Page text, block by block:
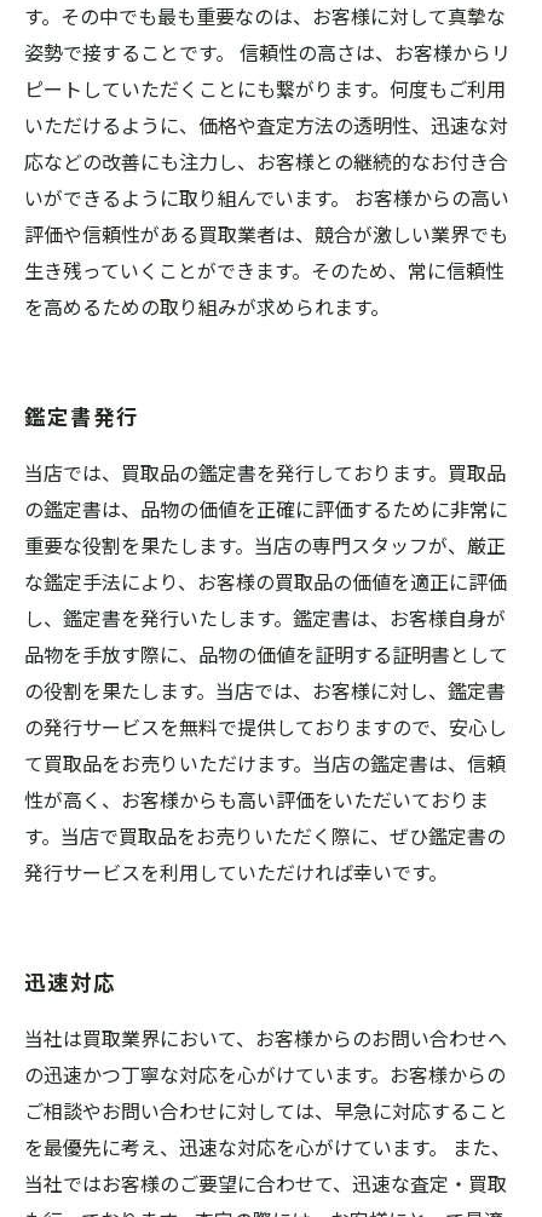
す。その中でも最も重要なのは、お客様に対して真摯な
姿勢で接することです。 信頼性の高さは、お客様からリ
ピートしていただくことにも繋がります。何度もご利用
いただけるように、価格や査定方法の透明性、迅速な対
応などの改善にも注力し、お客様との継続的なお付き合
いができるように取り組んでいます。 お客様からの高い
評価や信頼性がある買取業者は、競合が激しい業界でも
生き残っていくことができます。そのため、常に信頼性
を高めるための取り組みが求められます。
鑑定書発行
当店では、買取品の鑑定書を発行しております。買取品
の鑑定書は、品物の価値を正確に評価するために非常に
重要な役割を果たします。当店の専門スタッフが、厳正
な鑑定手法により、お客様の買取品の価値を適正に評価
し、鑑定書を発行いたします。鑑定書は、お客様自身が
品物を手放す際に、品物の価値を証明する証明書として
の役割を果たします。当店では、お客様に対し、鑑定書
の発行サービスを無料で提供しておりますので、安心し
て買取品をお売りいただけます。当店の鑑定書は、信頼
性が高く、お客様からも高い評価をいただいておりま
す。当店で買取品をお売りいただく際に、ぜひ鑑定書の
発行サービスを利用していただければ幸いです。
迅速対応
当社は買取業界において、お客様からのお問い合わせへ
の迅速かつ丁寧な対応を心がけています。お客様からの
ご相談やお問い合わせに対しては、早急に対応すること
を最優先に考え、迅速な対応を心がけています。 また、
当社ではお客様のご要望に合わせて、迅速な査定・買取